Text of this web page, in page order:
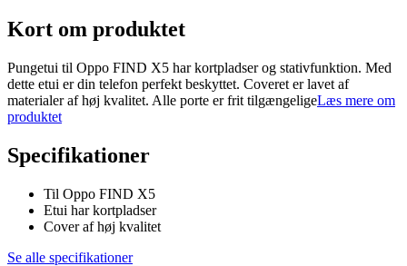
Kort om produktet
Pungetui til Oppo FIND X5 har kortpladser og stativfunktion. Med
dette etui er din telefon perfekt beskyttet. Coveret er lavet af
materialer af høj kvalitet. Alle porte er frit tilgængeligeLæs mere om
produktet
Specifikationer
Til Oppo FIND X5
Etui har kortpladser
Cover af høj kvalitet
Se alle specifikationer